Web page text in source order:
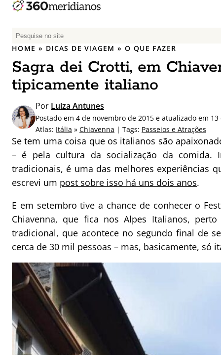
P
e
q
u
i
a
r
p
r
:
HOME » DICAS DE VIAGEM »O QUE FAZER
Sagra dei Crotti, em
tipicamente italiano
Por Luiza Antunes
Postado em 4 de novembro de 2015 e atualizado em
Atlas: Itália » Chiavenna | Tags: Passeios e Atrações
Se tem uma coisa que os italianos são
– é pela cultura da socialização da
tradicionais, é uma das melhores experiências
escrevi um post sobre isso há uns dois anos.
E em setembro tive a chance de conhecer o
Chiavenna, que fica nos Alpes Italianos,
tradicional, que acontece no segundo final de
cerca de 30 mil pessoas – mas, basicamente, só